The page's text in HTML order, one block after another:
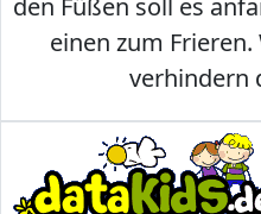
den Füßen soll es
einen zum
verhindern